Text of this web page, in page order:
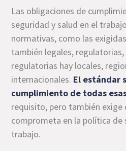
Las obligaciones de
seguridad y salud en el
normativas, como las
también legales,
regulatorias hay locales,
internacionales. El estándar
cumplimiento de todas
requisito, pero también exige
comprometa en la política de
trabajo.